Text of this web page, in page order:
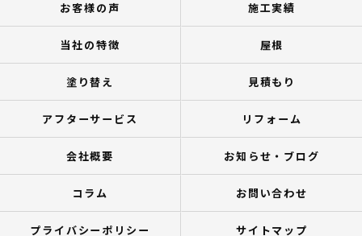
お客様の声 施工実績
当社の特徴 屋根
塗り替え 見積もり
アフターサービス リフォーム
会社概要 お知らせ・ブログ
コラム お問い合わせ
プライバシーポリシー サイトマップ